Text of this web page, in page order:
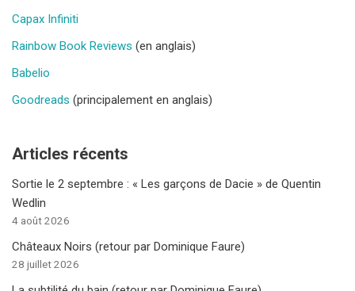
Capax Infiniti
Rainbow Book Reviews (en anglais)
Babelio
Goodreads (principalement en anglais)
Articles récents
Sortie le 2 septembre : « Les garçons de Dacie » de Quentin
Wedlin
4 août 2026
Châteaux Noirs (retour par Dominique Faure)
28 juillet 2026